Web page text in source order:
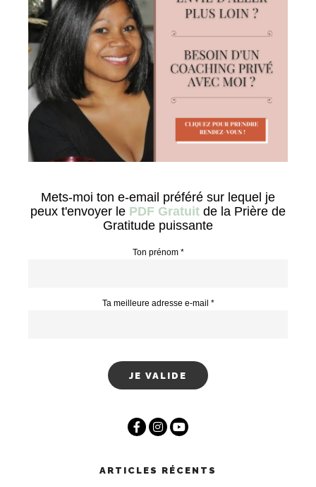
Mets-moi ton e-email préféré sur lequel je
peux t'envoyer le PDF Gratuit de la Prière de
Gratitude puissante
Ton prénom *
Ta meilleure adresse e-mail *
ARTICLES RÉCENTS